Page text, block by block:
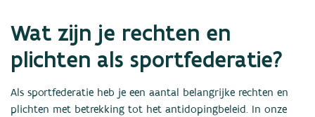
Statistieken
Links
Contact
Wat zijn je rechten en
plichten als sportfederatie?
Als sportfederatie heb je een aantal belangrijke rechten en
plichten met betrekking tot het antidopingbeleid. In onze